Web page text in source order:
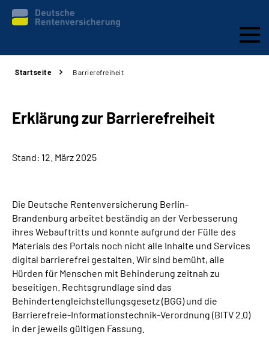
Services
Über uns
Online-Services
Inhalte in Gebärdensprache (DGS)
Leichte Sprache
Startseite Barrierefreiheit
Erklärung zur Barrierefreiheit
Stand: 12. März 2025
Die Deutsche Rentenversicherung Berlin-
Brandenburg arbeitet beständig an der Verbesserung
ihres Webauftritts und konnte aufgrund der Fülle des
Materials des Portals noch nicht alle Inhalte und Services
digital barrierefrei gestalten. Wir sind bemüht, alle
Hürden für Menschen mit Behinderung zeitnah zu
beseitigen. Rechtsgrundlage sind das
Behindertengleichstellungsgesetz (BGG) und die
Barrierefreie-Informationstechnik-Verordnung (BITV 2.0)
in der jeweils gültigen Fassung.